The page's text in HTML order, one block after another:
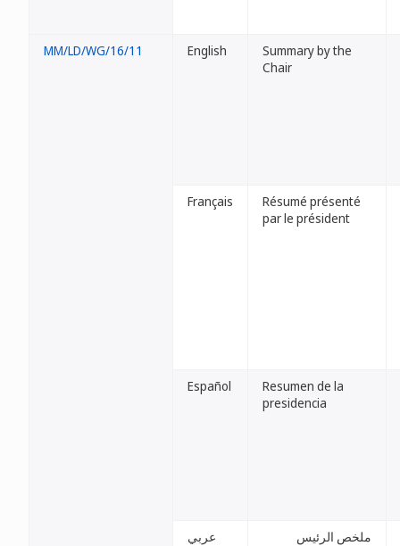
MM/LD/WG/16/11 English
Summary by the
Chair
Français
Résumé présenté
par le président
Español
Resumen de la
presidencia
عربي ملخص الرئيس